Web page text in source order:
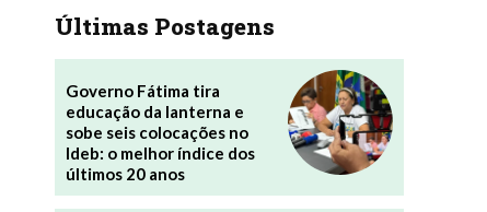
Últimas Postagens
Governo Fátima tira
educação da lanterna e
sobe seis colocações no
Ideb: o melhor índice dos
últimos 20 anos